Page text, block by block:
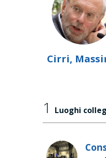
Cirri,
1 Luoghi